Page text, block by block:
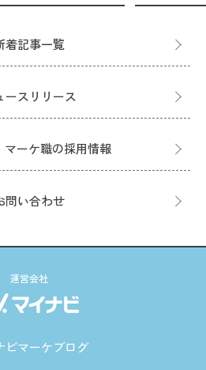
着記事一覧
ースリリース
マーケ職の採用情報
問い合わせ
運営会社
ビマーケブログ